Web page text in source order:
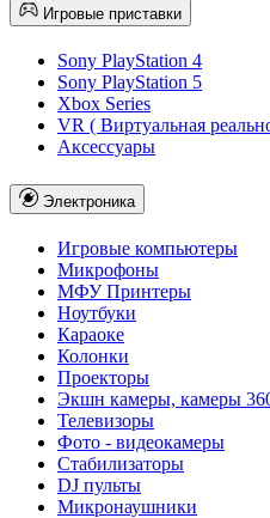
Игровые приставки
Sony PlayStation 4
Sony PlayStation 5
Xbox Series
VR ( Виртуальная
Аксессуары
Электроника
Игровые компьютеры
Микрофоны
МФУ Принтеры
Ноутбуки
Караоке
Колонки
Проекторы
Экшн камеры, камеры
Телевизоры
Фото - видеокамеры
Стабилизаторы
DJ пульты
Микронаушники